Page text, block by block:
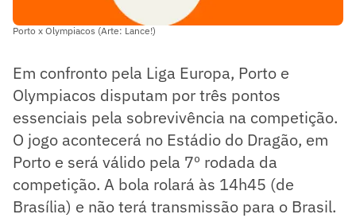
Porto x Olympiacos (Arte: Lance!)
Em confronto pela Liga Europa, Porto e
Olympiacos disputam por três pontos
essenciais pela sobrevivência na competição.
O jogo acontecerá no Estádio do Dragão, em
Porto e será válido pela 7º rodada da
competição. A bola rolará às 14h45 (de
Brasília) e não terá transmissão para o Brasil.